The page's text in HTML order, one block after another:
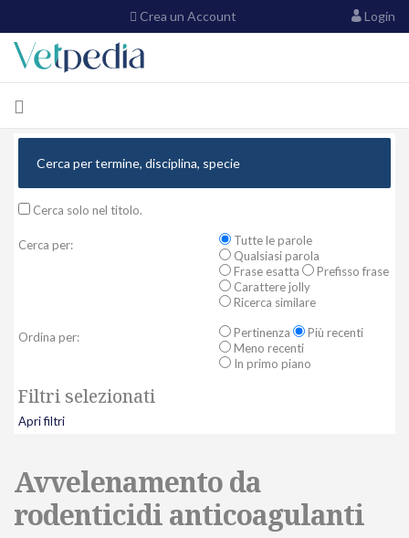
Crea un Account Login
Cerca solo nel titolo.
Cerca per:
Tutte le parole
Qualsiasi parola
Frase esatta
Prefisso frase
Carattere jolly
Ricerca similare
Ordina per: Pertinenza
Più recenti
Meno recenti
In primo piano
Filtri selezionati
Apri filtri
Avvelenamento da
rodenticidi anticoagulanti